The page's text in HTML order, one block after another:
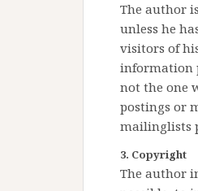
The author
unless he
visitors of
information
not the one
postings or
mailinglists
3. Copyright
The author